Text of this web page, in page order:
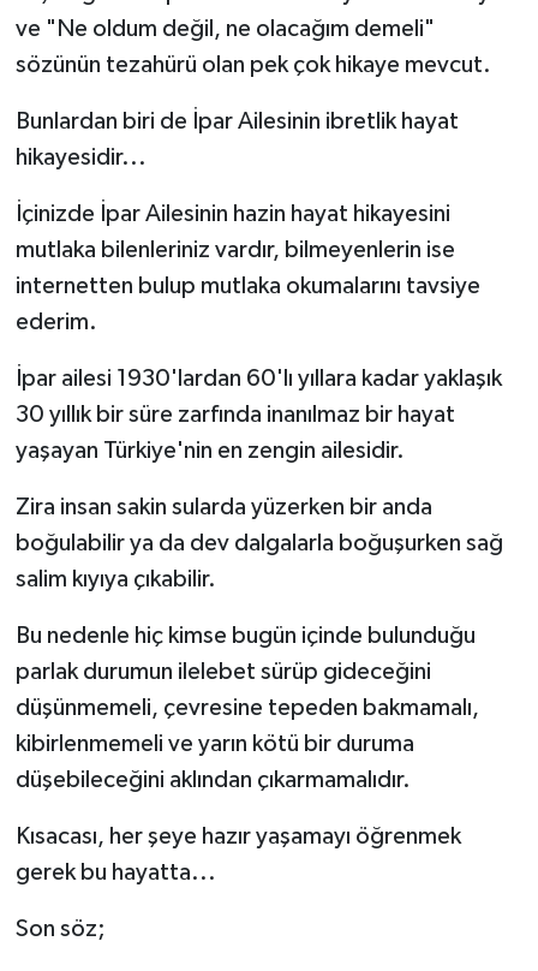
ve "Ne oldum değil, ne olacağım demeli"
sözünün tezahürü olan pek çok hikaye mevcut.
Bunlardan biri de İpar Ailesinin ibretlik hayat
hikayesidir...
İçinizde İpar Ailesinin hazin hayat hikayesini
mutlaka bilenleriniz vardır, bilmeyenlerin ise
internetten bulup mutlaka okumalarını tavsiye
ederim.
İpar ailesi 1930'lardan 60'lı yıllara kadar yaklaşık
30 yıllık bir süre zarfında inanılmaz bir hayat
yaşayan Türkiye'nin en zengin ailesidir.
Zira insan sakin sularda yüzerken bir anda
boğulabilir ya da dev dalgalarla boğuşurken sağ
salim kıyıya çıkabilir.
Bu nedenle hiç kimse bugün içinde bulunduğu
parlak durumun ilelebet sürüp gideceğini
düşünmemeli, çevresine tepeden bakmamalı,
kibirlenmemeli ve yarın kötü bir duruma
düşebileceğini aklından çıkarmamalıdır.
Kısacası, her şeye hazır yaşamayı öğrenmek
gerek bu hayatta...
Son söz;